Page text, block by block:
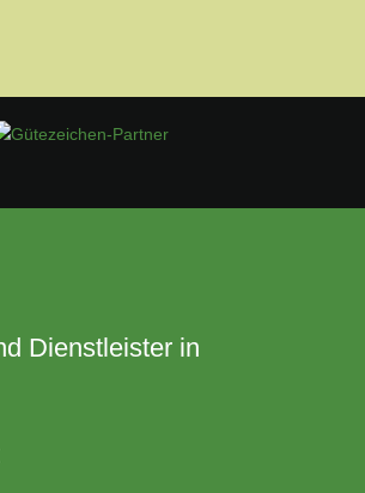
Dienstleister in